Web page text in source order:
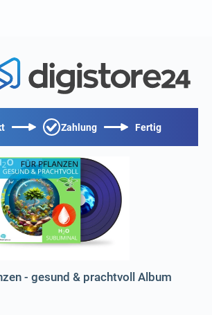
Zahlung Fertig
- gesund & prachtvoll Album